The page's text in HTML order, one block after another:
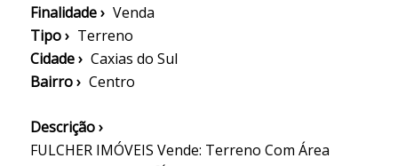
Finalidade › Venda
Tipo › Terreno
Cidade › Caxias do Sul
Bairro › Centro
Descrição ›
FULCHER IMÓVEIS Vende: Terreno Com Área